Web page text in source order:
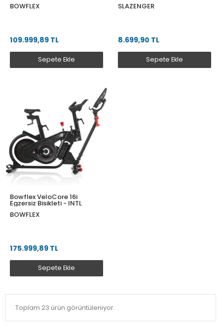
BOWFLEX
109.999,89 TL
Sepete Ekle
SLAZENGER
8.699,90 TL
Sepete Ekle
Bowflex VeloCore 16i
Egzersiz Bisikleti - INTL
BOWFLEX
175.999,89 TL
Sepete Ekle
Toplam 23 ürün görüntüleniyor.